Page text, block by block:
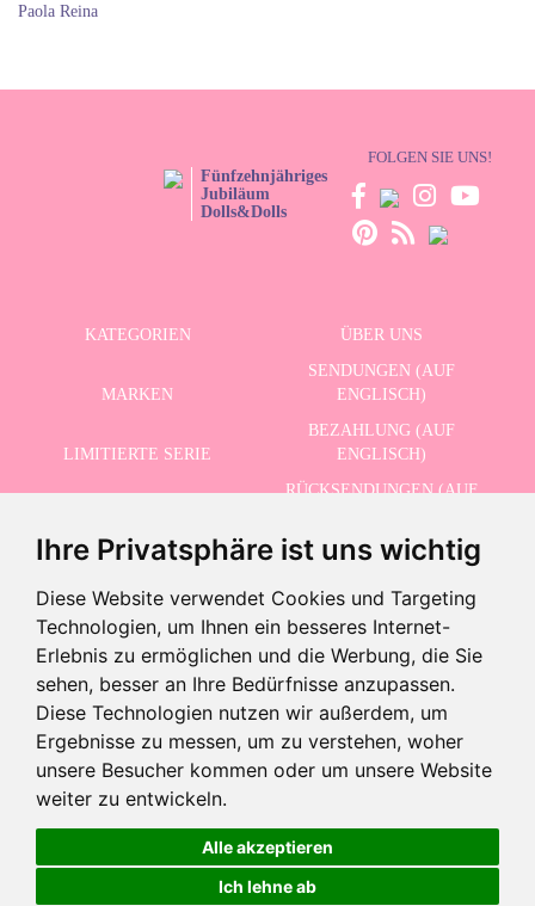
Ihre Privatsphäre ist uns wichtig
Diese Website verwendet Cookies und Targeting
Technologien, um Ihnen ein besseres Internet-
Erlebnis zu ermöglichen und die Werbung, die Sie
sehen, besser an Ihre Bedürfnisse anzupassen.
Diese Technologien nutzen wir außerdem, um
Ergebnisse zu messen, um zu verstehen, woher
unsere Besucher kommen oder um unsere Website
weiter zu entwickeln.
Alle akzeptieren
Ich lehne ab
Aus dem Verkauf genommenes Produkt
Dieses Produkt wurde abgekündigt, aber Sie können ähnliche
Produkte sehen, indem Sie die folgende Schaltfläche verwenden
Paola Reina
Fünfzehnjähriges
Jubiläum
Dolls&Dolls
FOLGEN SIE UNS!
KATEGORIEN ÜBER UNS
MARKEN
SENDUNGEN (AUF
ENGLISCH)
LIMITIERTE SERIE
BEZAHLUNG (AUF
ENGLISCH)
RÜCKSENDUNGEN (AUF
SCHLUSSVERKAUF
KONTAKT
ERHALTEN SIE UNSERE NEUESTEN NACHRICHTEN AUF ENGLISCH
Ich akzeptiere die Datenschutzbestimmungen
©2026 Dolls And Dolls. Alle Rechte vorbehalten. Rechtliche Hinweise (auf Englisch)
Cookies-Richtlinie (auf Englisch)